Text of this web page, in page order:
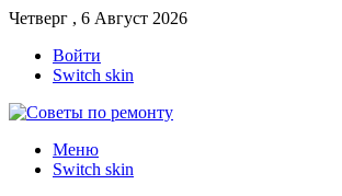
Четверг , 6 Август 2026
Войти
Switch skin
Меню
Switch skin